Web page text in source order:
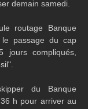
demain samedi.
routage Banque
passage du cap
compliqués,
du Banque
h pour arriver au